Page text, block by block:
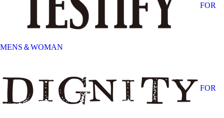
FOR
MENS＆WOMAN
FOR